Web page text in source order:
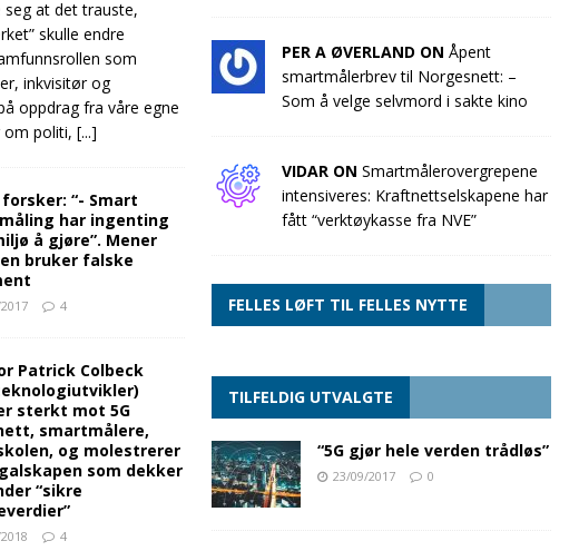
seg at det trauste,
skulle endre
som
inkvisitør og
oppdrag fra våre egne
om politi,[...]
“- Smart
har ingenting
å gjøre”. Mener
bruker falske
4
Patrick Colbeck
sterkt mot 5G
smartmålere,
og molestrerer
som dekker
“sikre
4
PER A ØVERLAND ON Åpent
smartmålerbrev til Norgesnett: –
Som å velge selvmord i sakte kino
VIDAR ON Smartmålerovergrepene
intensiveres: Kraftnettselskapene har
fått “verktøykasse fra NVE”
FELLES LØFT TIL FELLES NYTTE
TILFELDIG UTVALGTE
“5G gjør hele verden trådløs”
23/09/2017 0